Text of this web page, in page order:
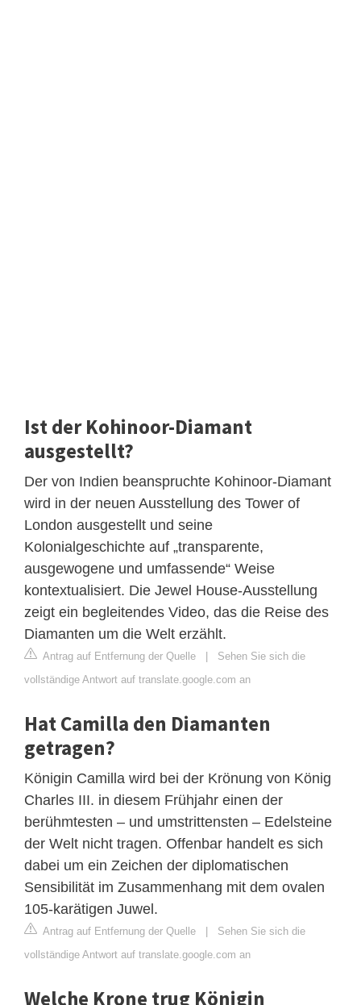
Ist der Kohinoor-Diamant
ausgestellt?
Der von Indien beanspruchte Kohinoor-Diamant
wird in der neuen Ausstellung des Tower of
London ausgestellt und seine
Kolonialgeschichte auf „transparente,
ausgewogene und umfassende“ Weise
kontextualisiert. Die Jewel House-Ausstellung
zeigt ein begleitendes Video, das die Reise des
Diamanten um die Welt erzählt.
Antrag auf Entfernung der Quelle | Sehen Sie sich die
vollständige Antwort auf translate.google.com an
Hat Camilla den Diamanten
getragen?
Königin Camilla wird bei der Krönung von König
Charles III. in diesem Frühjahr einen der
berühmtesten – und umstrittensten – Edelsteine ​​
der Welt nicht tragen. Offenbar handelt es sich
dabei um ein Zeichen der diplomatischen
Sensibilität im Zusammenhang mit dem ovalen
105-karätigen Juwel.
Antrag auf Entfernung der Quelle | Sehen Sie sich die
vollständige Antwort auf translate.google.com an
Welche Krone trug Königin